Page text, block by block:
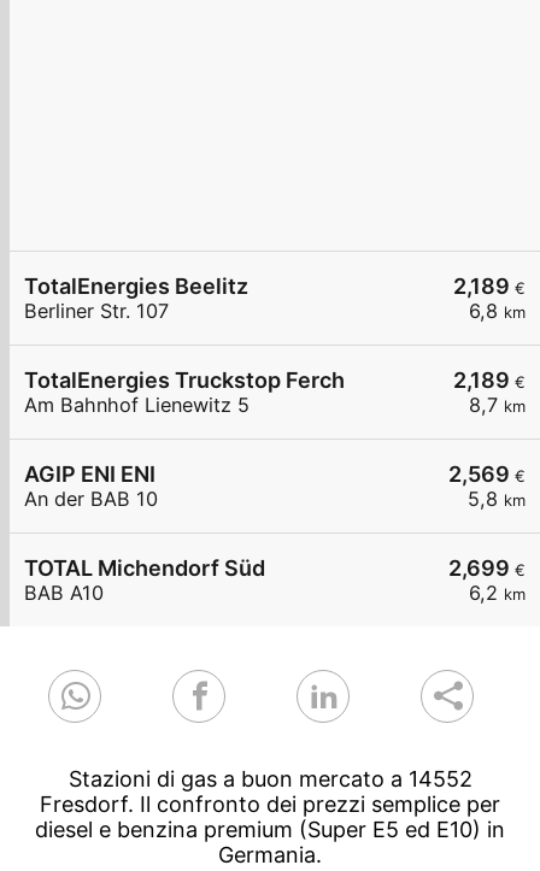
2,189 €
6,8 km
TotalEnergies Beelitz
Berliner Str. 107
2,189 €
8,7 km
TotalEnergies Truckstop Ferch
Am Bahnhof Lienewitz 5
2,569 €
5,8 km
AGIP ENI ENI
An der BAB 10
2,699 €
6,2 km
TOTAL Michendorf Süd
BAB A10
Stazioni di gas a buon mercato a 14552
Fresdorf. Il confronto dei prezzi semplice per
diesel e benzina premium (Super E5 ed E10) in
Germania.